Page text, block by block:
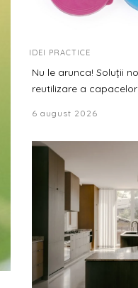
IDEI PRACTICE
Nu le arunca! Soluții
reutilizare a
6 august 2026